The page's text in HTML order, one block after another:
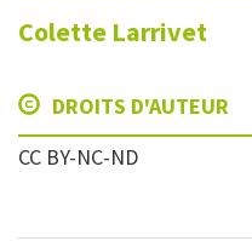
Colette Larrivet
DROITS D'AUTEUR
CC BY-NC-ND